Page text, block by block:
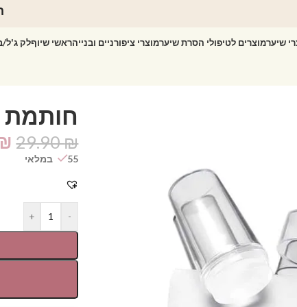
שיערמוצרים לטיפולי הסרת שיערמוצרי ציפורניים ובנייהראשי שיוףלק ג'ל/
חותמת
29.90₪
55 במלאי
-
+